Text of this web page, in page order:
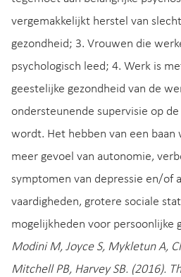
vergemakkelijkt herstel van
gezondheid; 3. Vrouwen die
psychologisch leed; 4. Werk is
geestelijke gezondheid van de
ondersteunende supervisie op
wordt. Het hebben van een
meer gevoel van autonomie,
symptomen van depressie en/of
vaardigheden, grotere sociale
mogelijkheden voor persoonlijke
Modini M, Joyce S, Mykletun A,
Mitchell PB, Harvey SB. (2016).